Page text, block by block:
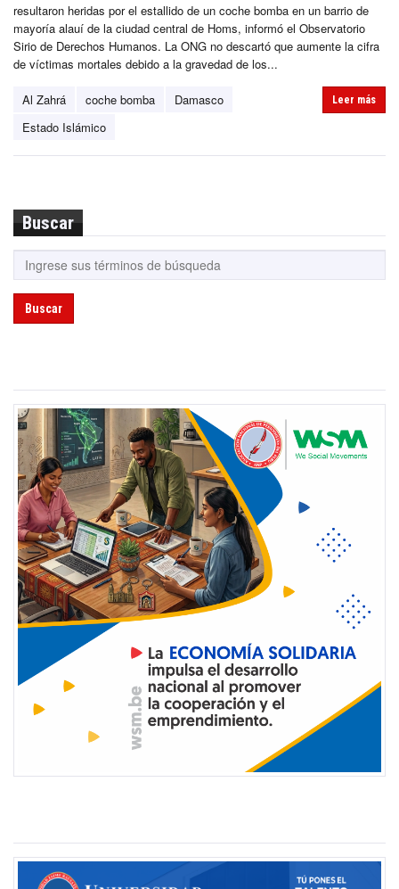
resultaron heridas por el estallido de un coche bomba en un barrio de
mayoría alauí de la ciudad central de Homs, informó el Observatorio
Sirio de Derechos Humanos. La ONG no descartó que aumente la cifra
de víctimas mortales debido a la gravedad de los...
Al Zahrá coche bomba
Damasco
Estado Islámico
Leer más
Buscar
Buscar